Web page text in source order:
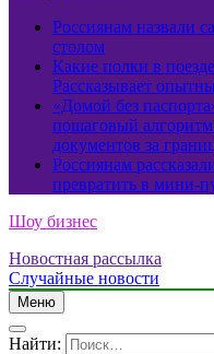
Россиянам назвали
столом
Какие полки в
Рассказывает
«Домой без
пошаговый алгоритм
документов за
Россиянам
превратить в мини-
Шоу бизнес
Новостная рассылка
Случайные новости
Меню
Найти: